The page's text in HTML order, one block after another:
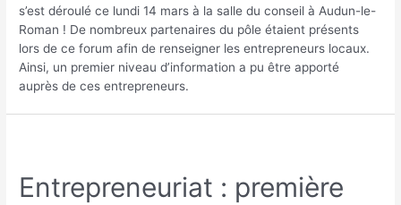
s’est déroulé ce lundi 14 mars à la salle du conseil à Audun-le-
Roman ! De nombreux partenaires du pôle étaient présents
lors de ce forum afin de renseigner les entrepreneurs locaux.
Ainsi, un premier niveau d’information a pu être apporté
auprès de ces entrepreneurs.
Entrepreneuriat : première